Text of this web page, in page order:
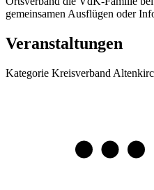
gemeinsamen Ausflügen oder
Veranstaltungen
Kategorie Kreisverband